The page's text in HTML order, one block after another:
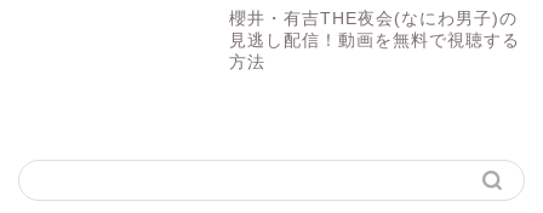
櫻井・有吉THE夜会(なにわ男子)の
見逃し配信！動画を無料で視聴する
方法